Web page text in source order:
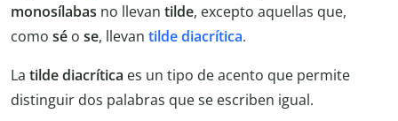
monosílabas no llevan tilde, excepto aquellas que,
como sé o se, llevan tilde diacrítica.
La tilde diacrítica es un tipo de acento que permite
distinguir dos palabras que se escriben igual.